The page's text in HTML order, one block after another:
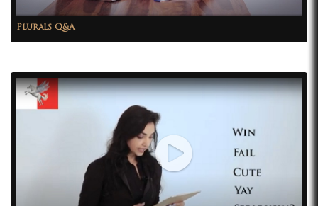
Plurals Q&A